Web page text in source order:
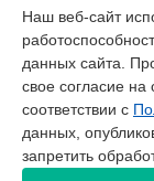
Наш веб-сайт
данных сайта.
свое согласие
соответствии с
данных,
запретить